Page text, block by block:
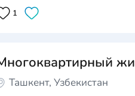
1
Ташкент, Узбекистан